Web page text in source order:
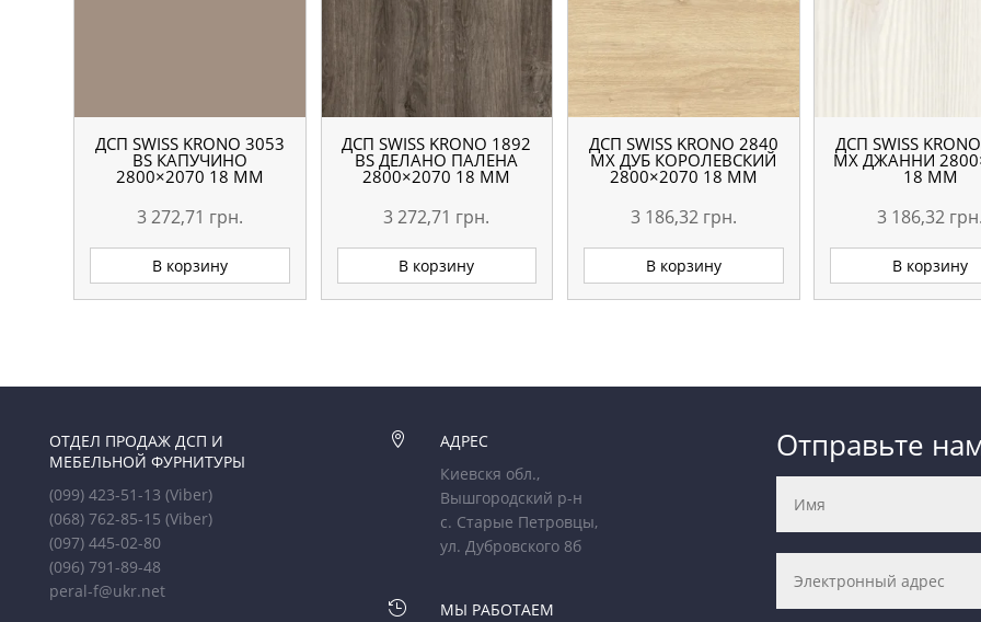
ДСП SWISS KRONO 3053
BS КАПУЧИНО
2800×2070 18 ММ
3 272,71 грн.
В корзину
ДСП SWISS KRONO 1892
BS ДЕЛАНО ПАЛЕНА
2800×2070 18 ММ
3 272,71 грн.
В корзину
ДСП SWISS KRONO 2840
MX ДУБ КОРОЛЕВСКИЙ
2800×2070 18 ММ
3 186,32 грн.
В корзину
ДСП SWISS
MX ДЖАННИ
18 ММ
3 186,32 грн.
В корзину
ОТДЕЛ ПРОДАЖ ДСП И
МЕБЕЛЬНОЙ ФУРНИТУРЫ
(099) 423-51-13(Viber)
(068) 762-85-15(Viber)
(097) 445-02-80
(096) 791-89-48
peral-f@ukr.net

АДРЕС
Киевскя обл.,
Вышгородский р-н
с. Старые Петровцы,
ул. Дубровского 8б
 МЫ РАБОТАЕМ
Отправьте